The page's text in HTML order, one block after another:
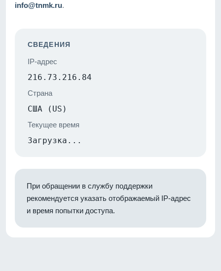
info@tnmk.ru.
СВЕДЕНИЯ
IP-адрес
216.73.216.84
Страна
США (US)
Текущее время
Загрузка...
При обращении в службу поддержки
рекомендуется указать отображаемый IP-адрес
и время попытки доступа.